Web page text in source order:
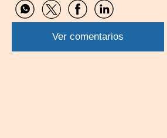
Compartir
por
WhatsApp
Compartir
por
Twitter
Compartir
por
Facebook
Compartir
por
Linkedin
Ver comentarios